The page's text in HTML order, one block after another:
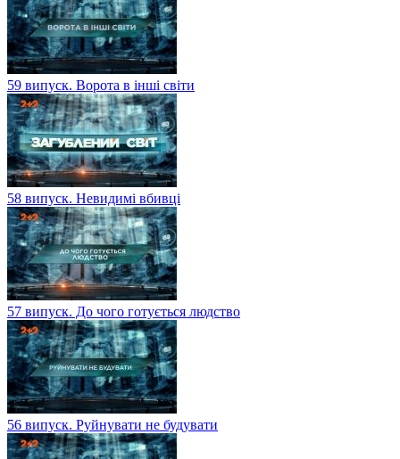
59 випуск. Ворота в інші світи
58 випуск. Невидимі вбивці
57 випуск. До чого готується людство
56 випуск. Руйнувати не будувати